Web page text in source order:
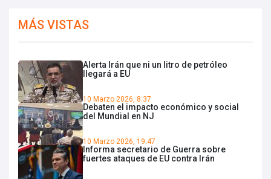
MÁS VISTAS
Alerta Irán que ni un litro de petróleo
llegará a EU
10 Marzo 2026, 8:37
Debaten el impacto económico y social
del Mundial en NJ
10 Marzo 2026, 19:47
Informa secretario de Guerra sobre
fuertes ataques de EU contra Irán